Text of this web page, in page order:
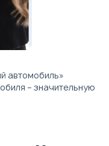
автомобиль»
– значительную